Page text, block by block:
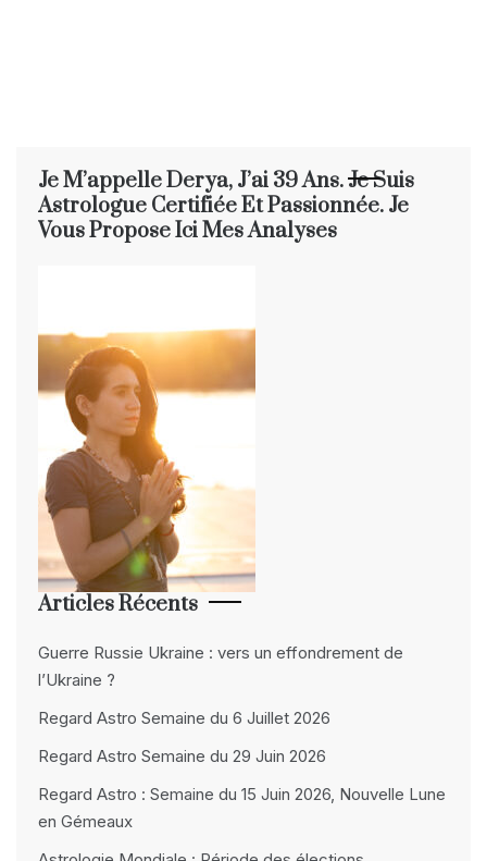
Je M’appelle Derya, J’ai 39 Ans. Je Suis
Astrologue Certifiée Et Passionnée. Je
Vous Propose Ici Mes Analyses
Articles Récents
Guerre Russie Ukraine : vers un effondrement de
l’Ukraine ?
Regard Astro Semaine du 6 Juillet 2026
Regard Astro Semaine du 29 Juin 2026
Regard Astro : Semaine du 15 Juin 2026, Nouvelle Lune
en Gémeaux